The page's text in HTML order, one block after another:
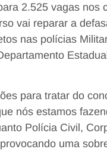
2.525 vagas nos
vai reparar a
nas polícias
para tratar do
nós estamos
Polícia Civil,
uma